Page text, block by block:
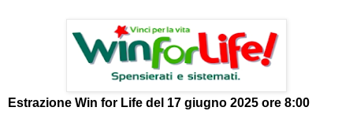
Estrazione Win for Life del 17 giugno 2025 ore 8:00